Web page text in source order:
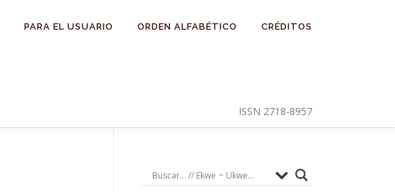
PARA EL USUARIO ORDEN ALFABÉTICO CRÉDITOS
ISSN 2718-8957